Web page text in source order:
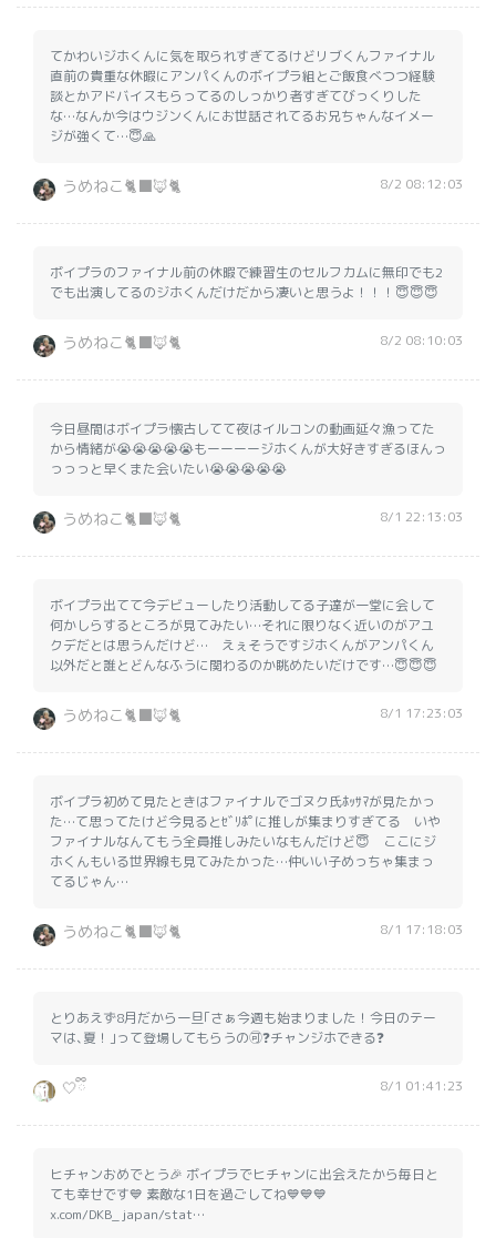
てかわいジホくんに気を取られすぎてるけどリブくんファイナル
直前の貴重な休暇にアンパくんのボイプラ組とご飯食べつつ経験
談とかアドバイスもらってるのしっかり者すぎてびっくりした
な…なんか今はウジンくんにお世話されてるお兄ちゃんなイメー
ジが強くて…😇🙏
うめねこ🐈‍⬛🦊🐈️ 8/2 08:12:03
ボイプラのファイナル前の休暇で練習生のセルフカムに無印でも2
でも出演してるのジホくんだけだから凄いと思うよ！！！😇😇😇
うめねこ🐈‍⬛🦊🐈️ 8/2 08:10:03
今日昼間はボイプラ懐古してて夜はイルコンの動画延々漁ってた
から情緒が😭😭😭😭😭もーーーージホくんが大好きすぎるほんっ
っっっと早くまた会いたい😭😭😭😭😭
うめねこ🐈‍⬛🦊🐈️ 8/1 22:13:03
ボイプラ出てて今デビューしたり活動してる子達が一堂に会して
何かしらするところが見てみたい…それに限りなく近いのがアユ
クデだとは思うんだけど… えぇそうですジホくんがアンパくん
以外だと誰とどんなふうに関わるのか眺めたいだけです…😇😇😇
うめねこ🐈‍⬛🦊🐈️ 8/1 17:23:03
ボイプラ初めて見たときはファイナルでゴヌク氏ﾎｯｻﾏが見たかっ
た…て思ってたけど今見るとｾﾞﾘﾎﾟに推しが集まりすぎてる いや
ファイナルなんてもう全員推しみたいなもんだけど😇 ここにジ
ホくんもいる世界線も見てみたかった…仲いい子めっちゃ集まっ
てるじゃん…
うめねこ🐈‍⬛🦊🐈️ 8/1 17:18:03
とりあえず8月だから一旦｢さぁ今週も始まりました！今日のテー
マは､夏！｣って登場してもらうの🉑❓チャンジホできる❓
🤍ྀི 8/1 01:41:23
ヒチャンおめでとう🎉 ボイプラでヒチャンに出会えたから毎日と
ても幸せです💙 素敵な1日を過ごしてね💙💙💙
x.com/DKB_japan/stat…